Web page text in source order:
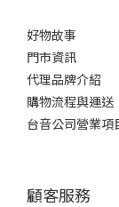
好物故事
門市資訊
代理品牌介紹
購物流程與運送
台音公司營業項
顧客服務